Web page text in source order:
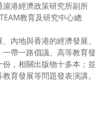
港經濟政策研究所副所
教育及研究中心總
內地與香港的經濟發展、
帶一路倡議、高等教育發
，相關出版物十多本；並
育發展等問題發表演講。